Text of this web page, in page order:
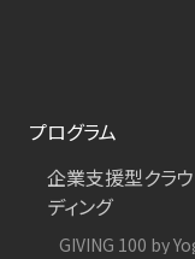
プログラム
企業支援型クラウ
ディング
GIVING 100 by